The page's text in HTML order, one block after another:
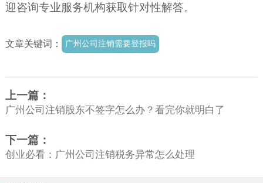
迎咨询专业服务机构获取针对性解答。
文章关键词： 广州公司注销需要登报吗
上一篇：
广州公司注销股东不签字怎么办？看完你就明白了
下一篇：
创业必看：广州公司注销税务异常怎么处理